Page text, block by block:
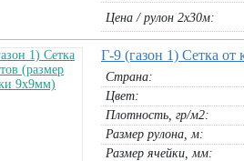
Цена / рулон 2х30м:
Г-9 (газон 1) Сетка от
Страна:
Цвет:
Плотность, гр/м2:
Размер рулона, м:
Размер ячейки, мм: